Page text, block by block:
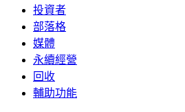
投資者
部落格
媒體
永續經營
回收
輔助功能